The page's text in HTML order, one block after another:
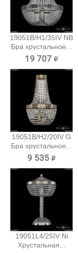
19051B/H1/35IV NB
Бра хрустальное...
19 707 ₽
19051B/H2/20IV G
Бра хрустальное...
9 535 ₽
19051L4/25IV Ni
Хрустальная...